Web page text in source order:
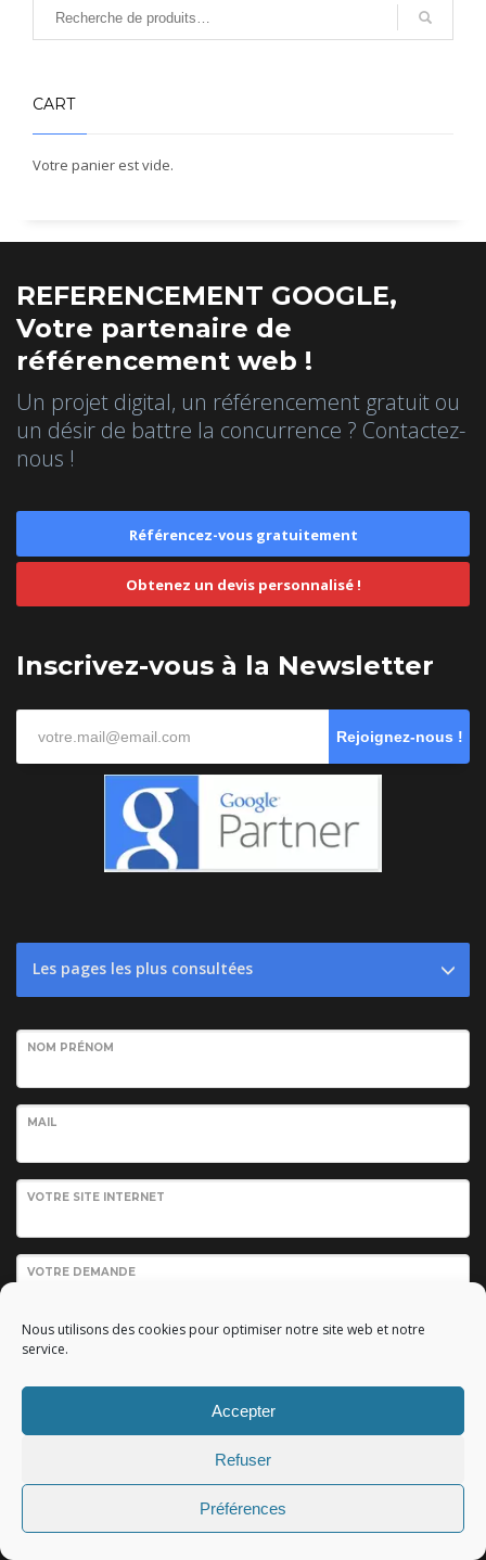
Nous utilisons des cookies pour optimiser notre site web et notre
service.
Accepter
Refuser
Préférences
CART
Votre panier est vide.
REFERENCEMENT GOOGLE,
Votre partenaire de
référencement web !
Un projet digital, un référencement gratuit ou
un désir de battre la concurrence ? Contactez-
nous !
Référencez-vous gratuitement
Obtenez un devis personnalisé !
Inscrivez-vous à la Newsletter
Rejoignez-nous !
Les pages les plus consultées
NOM PRÉNOM
MAIL
VOTRE SITE INTERNET
VOTRE DEMANDE
Envoyer votre demande